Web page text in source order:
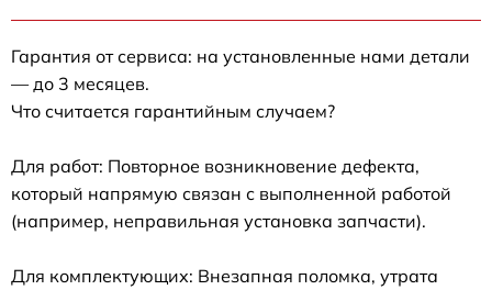
Гарантия от сервиса: на установленные нами детали
— до 3 месяцев.
Что считается гарантийным случаем?
Для работ: Повторное возникновение дефекта,
который напрямую связан с выполненной работой
(например, неправильная установка запчасти).
Для комплектующих: Внезапная поломка, утрата